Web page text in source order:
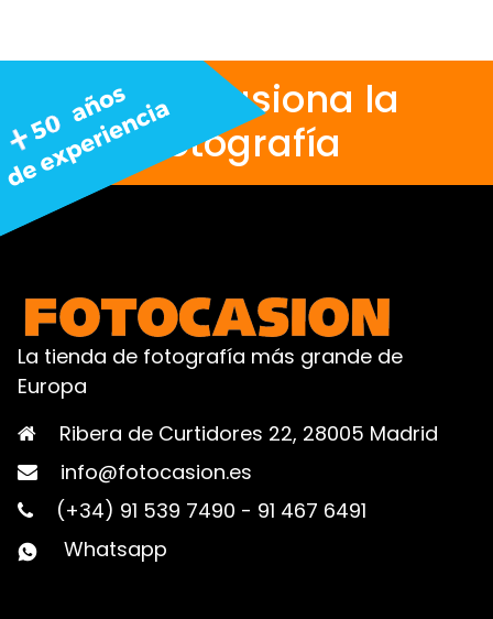
Nos apasiona la
fotografía
La tienda de fotografía más grande de
Europa
Ribera de Curtidores 22, 28005 Madrid
info@fotocasion.es
(+34) 91 539 7490 - 91 467 6491
Whatsapp